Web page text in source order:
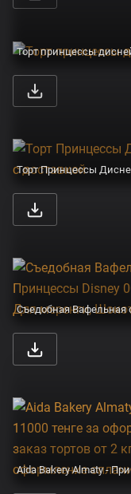
Торт принцессы
Торт Принцессы